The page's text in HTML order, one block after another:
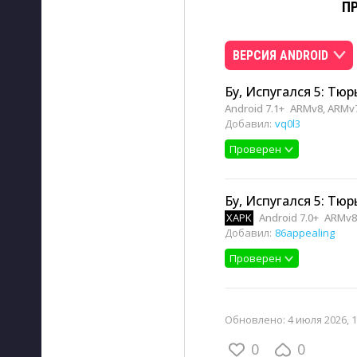
ВЕРСИЯ ANDROID
Бу, Испугался 5:
Android 7.1+ ARMv8,
Добавил: vq0l3
Проверен
Бу, Испугался 5:
XAPK Android 7.0+
Добавил: 86appealing
Проверен
Обновлено: 4 июля 2026,
0 0